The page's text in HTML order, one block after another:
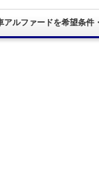
アルファードを希望条件